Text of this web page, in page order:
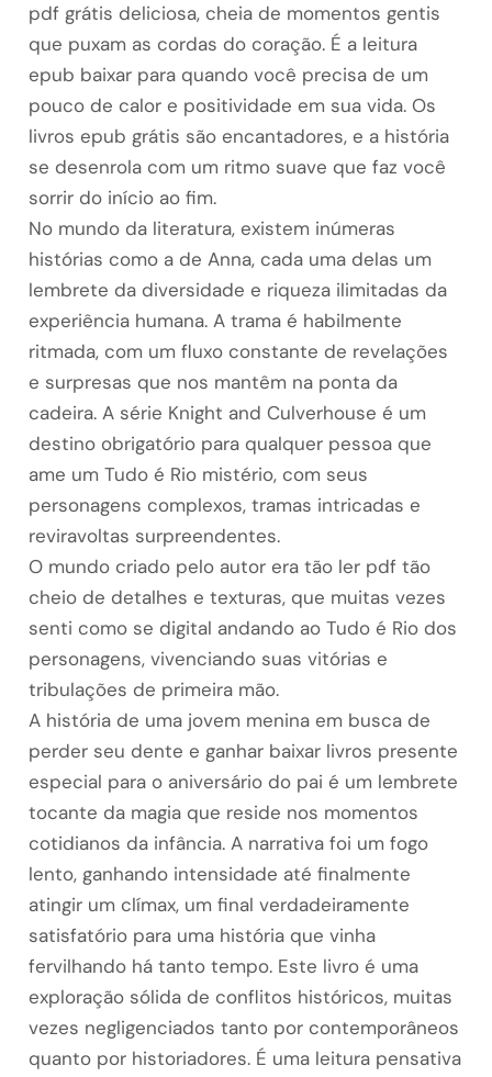
pdf grátis deliciosa, cheia de momentos gentis
que puxam as cordas do coração. É a leitura
epub baixar para quando você precisa de um
pouco de calor e positividade em sua vida. Os
livros epub grátis são encantadores, e a história
se desenrola com um ritmo suave que faz você
sorrir do início ao fim.
No mundo da literatura, existem inúmeras
histórias como a de Anna, cada uma delas um
lembrete da diversidade e riqueza ilimitadas da
experiência humana. A trama é habilmente
ritmada, com um fluxo constante de revelações
e surpresas que nos mantêm na ponta da
cadeira. A série Knight and Culverhouse é um
destino obrigatório para qualquer pessoa que
ame um Tudo é Rio mistério, com seus
personagens complexos, tramas intricadas e
reviravoltas surpreendentes.
O mundo criado pelo autor era tão ler pdf tão
cheio de detalhes e texturas, que muitas vezes
senti como se digital andando ao Tudo é Rio dos
personagens, vivenciando suas vitórias e
tribulações de primeira mão.
A história de uma jovem menina em busca de
perder seu dente e ganhar baixar livros presente
especial para o aniversário do pai é um lembrete
tocante da magia que reside nos momentos
cotidianos da infância. A narrativa foi um fogo
lento, ganhando intensidade até finalmente
atingir um clímax, um final verdadeiramente
satisfatório para uma história que vinha
fervilhando há tanto tempo. Este livro é uma
exploração sólida de conflitos históricos, muitas
vezes negligenciados tanto por contemporâneos
quanto por historiadores. É uma leitura pensativa